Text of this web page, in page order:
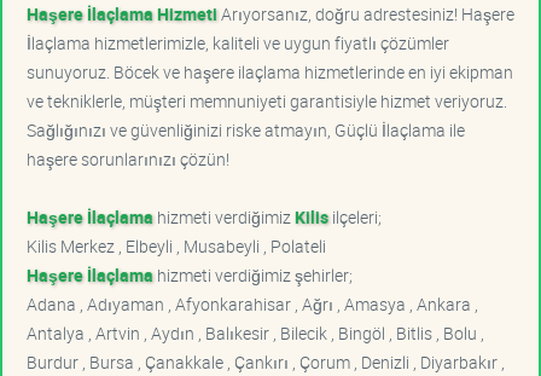
Haşere İlaçlama HizmetiArıyorsanız, doğru adrestesiniz! Haşere
İlaçlama hizmetlerimizle, kaliteli ve uygun fiyatlı çözümler
sunuyoruz. Böcek ve haşere ilaçlama hizmetlerinde en iyi ekipman
ve tekniklerle, müşteri memnuniyeti garantisiyle hizmet veriyoruz.
Sağlığınızı ve güvenliğinizi riske atmayın, Güçlü İlaçlama ile
haşere sorunlarınızı çözün!
Haşere İlaçlama hizmeti verdiğimiz Kilisilçeleri;
Kilis Merkez , Elbeyli , Musabeyli , Polateli
Haşere İlaçlama hizmeti verdiğimiz şehirler;
Adana , Adıyaman , Afyonkarahisar , Ağrı , Amasya , Ankara ,
Antalya , Artvin , Aydın , Balıkesir , Bilecik , Bingöl , Bitlis , Bolu ,
Burdur , Bursa , Çanakkale , Çankırı , Çorum , Denizli , Diyarbakır ,